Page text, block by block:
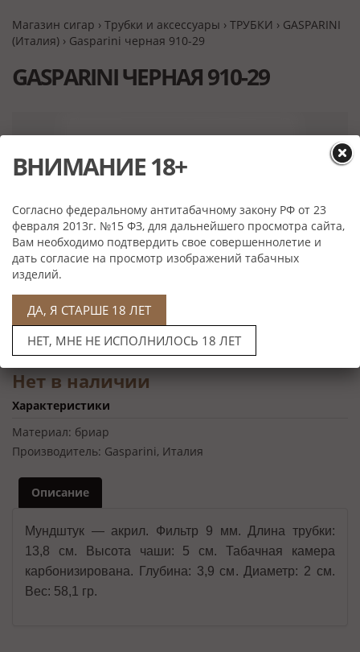
Магазин сигар › Трубки и аксессуары › ТРУБКИ › GASPARINI
(Италия) › Gasparini черная 910-29
GASPARINI ЧЕРНАЯ 910-29
Нет в наличии
Характеристики
Материал: бриар
Производитель: Gasparini, Италия
Описание
Мундштук — акрил. Фильтр 9 мм. Длина трубки:
13,8 см. Высота чаши: 5 см. Табачная камера
карбонизирована. Глубина: 3,9 см. Диаметр: 2 см.
Вес: 58,1 гр.
ВНИМАНИЕ 18+
Согласно федеральному антитабачному закону РФ от 23
февраля 2013г. №15 ФЗ, для дальнейшего просмотра сайта,
Вам необходимо подтвердить свое совершеннолетие и
дать согласие на просмотр изображений табачных
изделий.
ДА, Я СТАРШЕ 18 ЛЕТ
НЕТ, МНЕ НЕ ИСПОЛНИЛОСЬ 18 ЛЕТ